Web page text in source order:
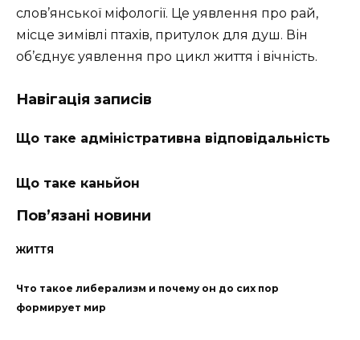
слов’янської міфології. Це уявлення про рай,
місце зимівлі птахів, притулок для душ. Він
об’єднує уявлення про цикл життя і вічність.
Навігація записів
Що таке адміністративна відповідальність
Що таке каньйон
Пов’язані новини
ЖИТТЯ
Что такое либерализм и почему он до сих пор
формирует мир